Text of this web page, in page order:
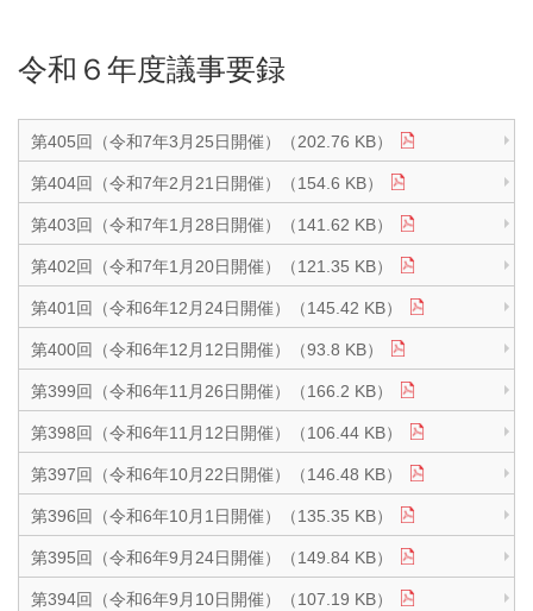
令和６年度議事要録
第405回（令和7年3月25日開催）（202.76 KB）
第404回（令和7年2月21日開催）（154.6 KB）
第403回（令和7年1月28日開催）（141.62 KB）
第402回（令和7年1月20日開催）（121.35 KB）
第401回（令和6年12月24日開催）（145.42 KB）
第400回（令和6年12月12日開催）（93.8 KB）
第399回（令和6年11月26日開催）（166.2 KB）
第398回（令和6年11月12日開催）（106.44 KB）
第397回（令和6年10月22日開催）（146.48 KB）
第396回（令和6年10月1日開催）（135.35 KB）
第395回（令和6年9月24日開催）（149.84 KB）
第394回（令和6年9月10日開催）（107.19 KB）